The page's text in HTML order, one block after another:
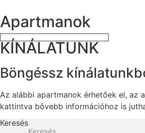
a
tartalomhoz
Apartmanok
KÍNÁLATUNK
Böngéssz
Az alábbi apartmanok érhetőek el, az
kattintva bővebb információhoz is
Keresés